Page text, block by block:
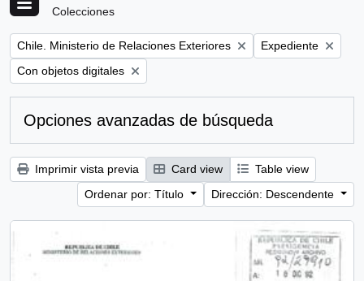
Colecciones
Remove filter:
Chile. Ministerio de Relaciones Exteriores Remove filter:
Expediente
Remove filter:
Con objetos digitales
Opciones avanzadas de búsqueda
Imprimir vista previa Card view
Table view
Ordenar por: Título
Dirección: Descendente